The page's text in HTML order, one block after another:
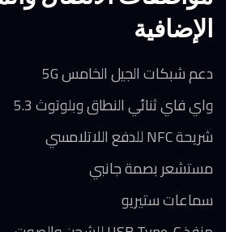
الإضافية
دعم شبكات الجيل الخامس 5G
واي فاي ثنائي النطاق وبلوتوث 5.3
شريحة NFC للدفع اللاتلامسي
مستشعر بصمة جانبي
سماعات ستيريو